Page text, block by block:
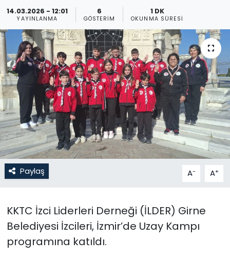
14.03.2026 - 12:01
YAYINLANMA
6
GÖSTERIM
1 DK
OKUNMA SÜRESI
Paylaş A- A+
KKTC İzci Liderleri Derneği (İLDER) Girne
Belediyesi İzcileri, İzmir’de Uzay Kampı
programına katıldı.
Gündem
KKTC
KKTC YEREL SEÇİM 2018
Kültür Sanat
Magazin
Moda
Nöbetçi Eczaneler
Otomobil Dünyası
Politika